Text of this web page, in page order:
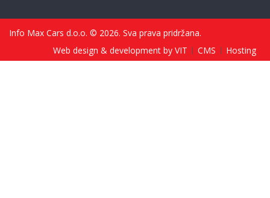
Info Max Cars d.o.o. © 2026. Sva prava pridržana.
Web design & development by VIT
CMS Hosting